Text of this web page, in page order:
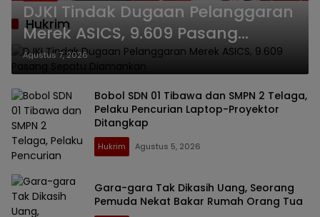
Hukrim
DJKI Tindak Dugaan Pelanggaran
Merek ASICS, 9.609 Pasang
Sepatu Diamankan
Agustus 7, 2026
Bobol SDN 01 Tibawa dan SMPN 2 Telaga,
Pelaku Pencurian Laptop-Proyektor
Ditangkap
Hukrim Agustus 5, 2026
Gara-gara Tak Dikasih Uang, Seorang
Pemuda Nekat Bakar Rumah Orang Tua